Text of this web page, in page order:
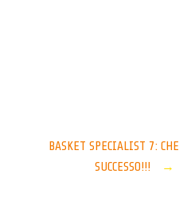
BASKET SPECIALIST 7: CHE
SUCCESSO!!!
→